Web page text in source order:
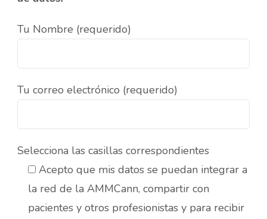
Tu Nombre (requerido)
Tu correo electrónico (requerido)
Selecciona las casillas correspondientes
Acepto que mis datos se puedan integrar a
la red de la AMMCann, compartir con
pacientes y otros profesionistas y para recibir